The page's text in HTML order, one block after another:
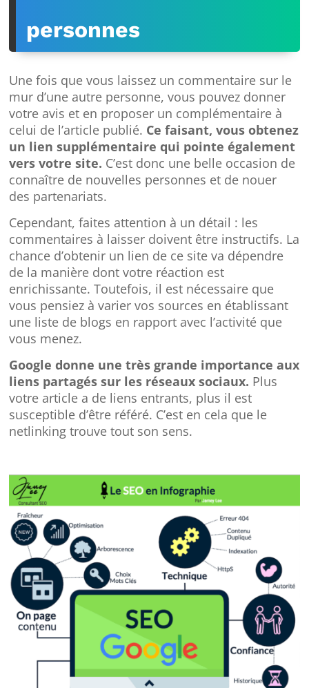
personnes
Une fois que vous laissez un commentaire sur le
mur d’une autre personne, vous pouvez donner
votre avis et en proposer un complémentaire à
celui de l’article publié. Ce faisant, vous obtenez
un lien supplémentaire qui pointe également
vers votre site. C’est donc une belle occasion de
connaître de nouvelles personnes et de nouer
des partenariats.
Cependant, faites attention à un détail : les
commentaires à laisser doivent être instructifs. La
chance d’obtenir un lien de ce site va dépendre
de la manière dont votre réaction est
enrichissante.Toutefois, il est nécessaire que
vous pensiez à varier vos sources en établissant
une liste de blogs en rapport avec l’activité que
vous menez.
Google donne une très grande importance aux
liens partagés sur les réseaux sociaux. Plus
votre article a de liens entrants, plus il est
susceptible d’être référé. C’est en cela que le
netlinking trouve tout son sens.